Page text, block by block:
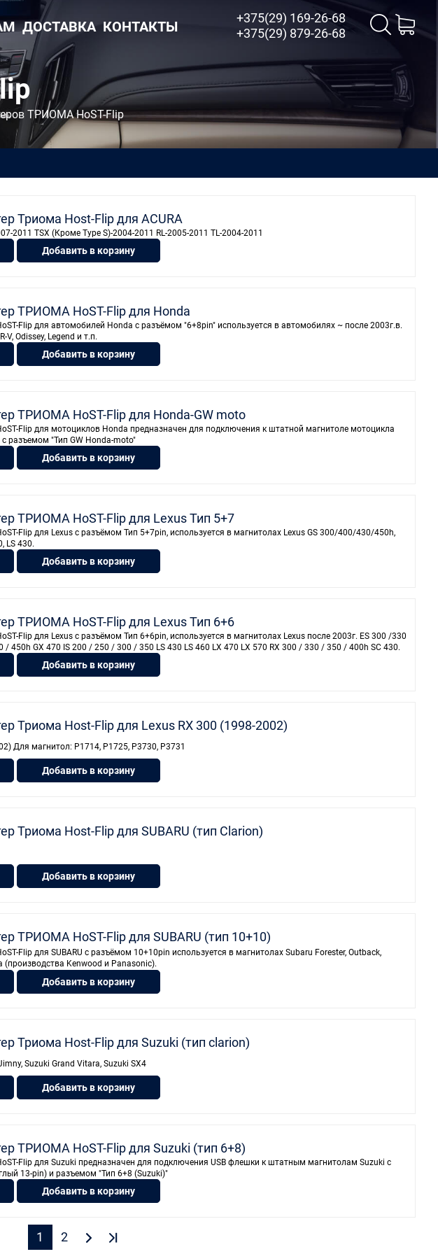
ДОСТАВКА КОНТАКТЫ
+375(29) 169-26-68
+375(29) 879-26-68
ТРИОМА HoST-Flip
Триома Host-Flip для ACURA
2011 TSX (Кроме Type S)-2004-2011 RL-2005-2011 TL-2004-2011
Добавить в корзину
ТРИОМА HoST-Flip для Honda
Flip для автомобилей Honda с разъёмом "6+8pin" используется в автомобилях ~ после 2003г.в.
V, Odissey, Legend и т.п.
Добавить в корзину
ТРИОМА HoST-Flip для Honda-GW moto
Flip для мотоциклов Honda предназначен для подключения к штатной магнитоле мотоцикла
разъемом "Тип GW Honda-moto"
Добавить в корзину
ТРИОМА HoST-Flip для Lexus Тип 5+7
Flip для Lexus с разъёмом Тип 5+7pin, используется в магнитолах Lexus GS 300/400/430/450h,
LS 430.
Добавить в корзину
ТРИОМА HoST-Flip для Lexus Тип 6+6
Flip для Lexus с разъёмом Тип 6+6pin, используется в магнитолах Lexus после 2003г. ES 300 /330
/ 450h GX 470 IS 200 / 250 / 300 / 350 LS 430 LS 460 LX 470 LX 570 RX 300 / 330 / 350 / 400h SC 430.
Добавить в корзину
Триома Host-Flip для Lexus RX 300 (1998-2002)
Для магнитол: P1714, P1725, P3730, P3731
Добавить в корзину
Триома Host-Flip для SUBARU (тип Clarion)
Добавить в корзину
ТРИОМА HoST-Flip для SUBARU (тип 10+10)
Flip для SUBARU с разъёмом 10+10pin используется в магнитолах Subaru Forester, Outback,
(производства Kenwood и Panasonic).
Добавить в корзину
Триома Host-Flip для Suzuki (тип clarion)
Suzuki Grand Vitara, Suzuki SX4
Добавить в корзину
ТРИОМА HoST-Flip для Suzuki (тип 6+8)
Flip для Suzuki предназначен для подключения USB флешки к штатным магнитолам Suzuki с
13-pin) и разъемом "Тип 6+8 (Suzuki)"
Добавить в корзину
1 2